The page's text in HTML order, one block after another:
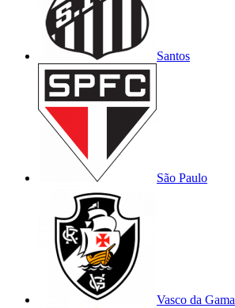
Santos
São Paulo
Vasco da Gama